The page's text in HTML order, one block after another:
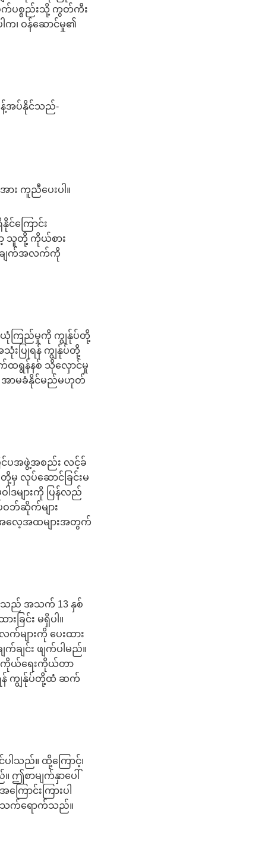
က်ပစ္စည်းသို့ ကွတ်ကီး
က၊ ဝန်ဆောင်မှု၏
ခန့်အပ်နိုင်သည်-
ား ကူညီပေးပါ။
ကြောင်း
ာ့ သူတို့ ကိုယ်စား
ချက်အလက်ကို
ယုံကြည်မှုကို ကျွန်ုပ်တို့
သုံးပြုရန် ကျွန်ုပ်တို့
ထရွန်နစ် သိုလှောင်မှု
အာမခံနိုင်မည်မဟုတ်
င်ပအဖွဲ့အစည်း လင့်ခ်
လုပ်ဆောင်ခြင်းမ
ဒများကို ပြန်လည်
ဘ်ဆိုက်များ
အလေ့အထများအတွက်
တို့သည် အသက် 13 နှစ်
ြင်း မရှိပါ။
ျားကို ပေးထား
ချင်း ဖျက်ပါမည်။
ကိုယ်ရေးကိုယ်တာ
န် ကျွန်ုပ်တို့ထံ ဆက်
သည်။ ထို့ကြောင့်၊
စာမျက်နှာပေါ်
ောင်းကြားပါ
းသက်ရောက်သည်။